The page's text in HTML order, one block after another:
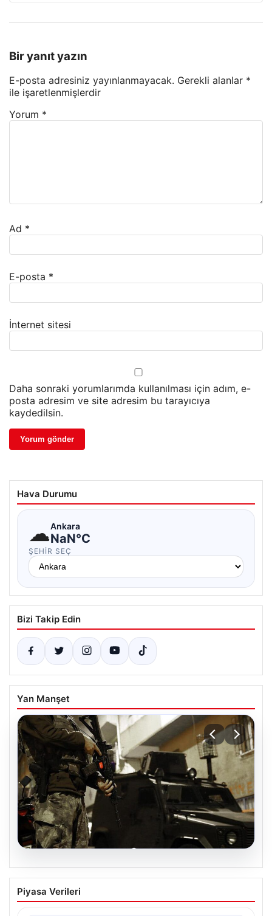
Bir yanıt yazın
E-posta adresiniz yayınlanmayacak. Gerekli alanlar *
ile işaretlenmişlerdir
Yorum *
Ad *
E-posta *
İnternet sitesi
Daha sonraki yorumlarımda kullanılması için adım, e-
posta adresim ve site adresim bu tarayıcıya
kaydedilsin.
Hava Durumu
☁Ankara
NaN°C
ŞEHIR SEÇ
Bizi Takip Edin
Yan Manşet
Türkiye Genelinde DAEŞ’e Karşı Geniş
Kapsamlı Operasyon
Piyasa Verileri